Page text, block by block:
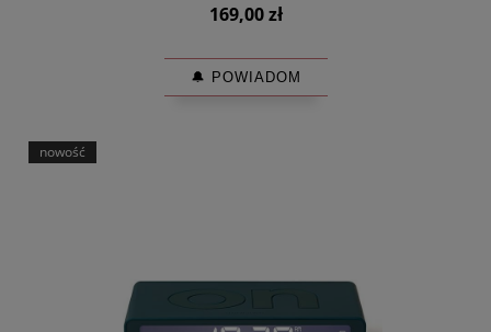
169,00 zł
🔔 POWIADOM
nowość